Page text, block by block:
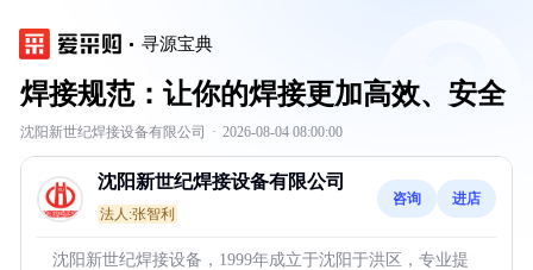
寻源宝典
焊接规范：让你的焊接更加高效、安全
沈阳新世纪焊接设备有限公司 · 2026-08-04 08:00:00
沈阳新世纪焊接设备有限公司
法人:张智利
咨询 进店
沈阳新世纪焊接设备，1999年成立于沈阳于洪区，专业提